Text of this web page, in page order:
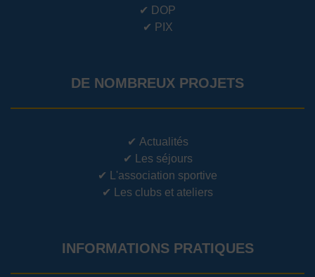
✔ DOP
✔ PIX
DE NOMBREUX PROJETS
✔ Actualités
✔
Les séjours
✔
L'association sportive
✔
Les clubs et ateliers
INFORMATIONS PRATIQUES